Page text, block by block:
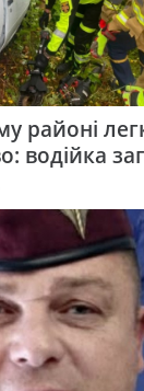
районі
водійка